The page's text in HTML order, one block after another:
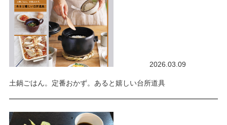
2026.03.09
土鍋ごはん。定番おかず。あると嬉しい台所道具